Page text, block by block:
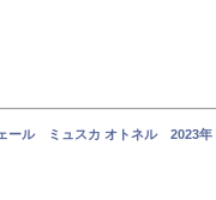
ール ミュスカ オトネル 2023年